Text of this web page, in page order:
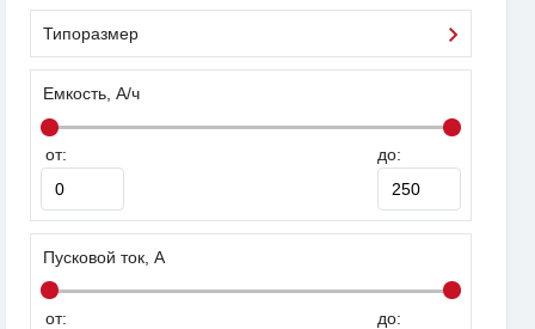
Типоразмер
Емкость, А/ч
от: до:
Пусковой ток, А
от: до: